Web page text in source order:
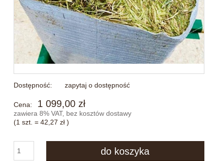
Dostępność: zapytaj o dostępność
Cena: 1 099,00 zł
zawiera 8% VAT, bez kosztów dostawy
(1 szt. = 42,27 zł )
do koszyka